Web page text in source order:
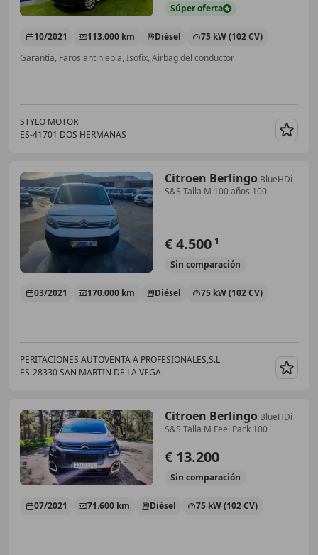
Súperoferta
10/2021 113.000 km Diésel
75 kW (102 CV)
Garantia, Faros antiniebla, Isofix, Airbag del conductor
STYLO MOTOR
ES-41701 DOS HERMANAS
Citroen Berlingo BlueHDi
S&S Talla M 100 años 100
€ 4.500 1
Sin comparación
03/2021 170.000 km Diésel 75 kW (102 CV)
PERITACIONES AUTOVENTA A PROFESIONALES,S.L
ES-28330 SAN MARTIN DE LA VEGA
Citroen Berlingo BlueHDi
S&S Talla M Feel Pack 100
€ 13.200
Sin comparación
07/2021 71.600 km Diésel 75 kW (102 CV)